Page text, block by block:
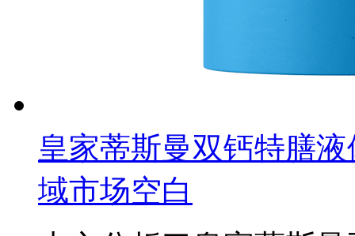
皇家蒂斯曼双钙特膳
域市场空白